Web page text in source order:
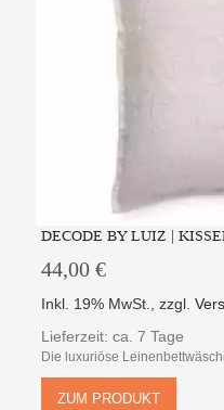
DECODE BY LUIZ |
44,00 €
Inkl. 19% MwSt. ,zzgl.
Lieferzeit: ca. 7 Tage
Die luxuriöse
ZUM PRODUKT